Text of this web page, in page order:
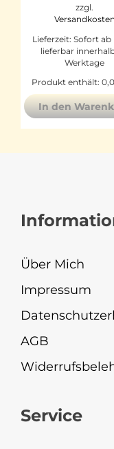
zzgl.
Versandkosten
Lieferzeit:Sofort ab
lieferbar
Werktage
Produkt enthält:
In den
Über Mich
Impressum
AGB
Service